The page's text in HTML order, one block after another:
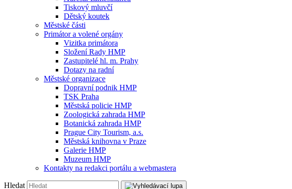
Tiskový mluvčí
Dětský koutek
Městské části
Primátor a volené orgány
Vizitka primátora
Složení Rady HMP
Zastupitelé hl. m. Prahy
Dotazy na radní
Městské organizace
Dopravní podnik HMP
TSK Praha
Městská policie HMP
Zoologická zahrada HMP
Botanická zahrada HMP
Prague City Tourism, a.s.
Městská knihovna v Praze
Galerie HMP
Muzeum HMP
Kontakty na redakci portálu a webmastera
Hledat